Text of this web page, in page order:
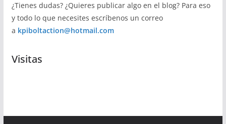
¿Tienes dudas? ¿Quieres publicar algo en el blog? Para eso
y todo lo que necesites escríbenos un correo
a kpiboltaction@hotmail.com
Visitas